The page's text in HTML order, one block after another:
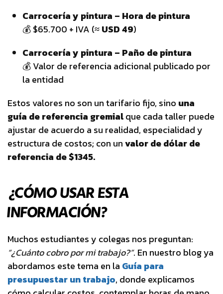
Carrocería y pintura – Hora de pintura
💰 $65.700 + IVA (≈ USD 49)
Carrocería y pintura – Paño de pintura
💰 Valor de referencia adicional publicado por
la entidad
Estos valores no son un tarifario fijo, sino una
guía de referencia gremialque cada taller puede
ajustar de acuerdo a su realidad, especialidad y
estructura de costos; con unvalor de dólar de
referencia de $1345.
¿CÓMO USAR ESTA
INFORMACIÓN?
Muchos estudiantes y colegas nos preguntan:
“¿Cuánto cobro por mi trabajo?”. En nuestro blog ya
abordamos este tema en la Guía para
presupuestar un trabajo, donde explicamos